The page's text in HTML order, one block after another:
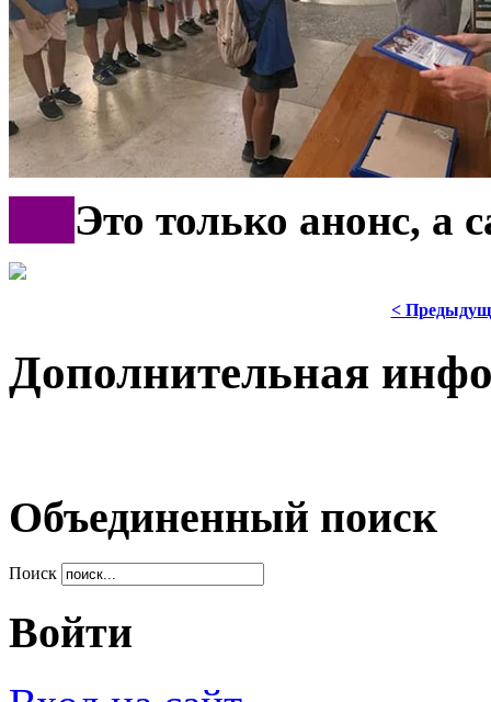
Это только анонс, а
<
Дополнительная
Объединенный поиск
Поиск
Войти